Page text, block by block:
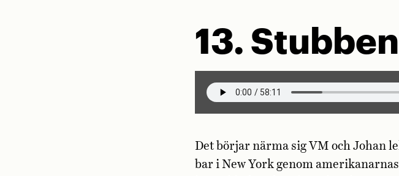
13. Stubben
Det börjar närma sig VM och Johan
bar i New York genom